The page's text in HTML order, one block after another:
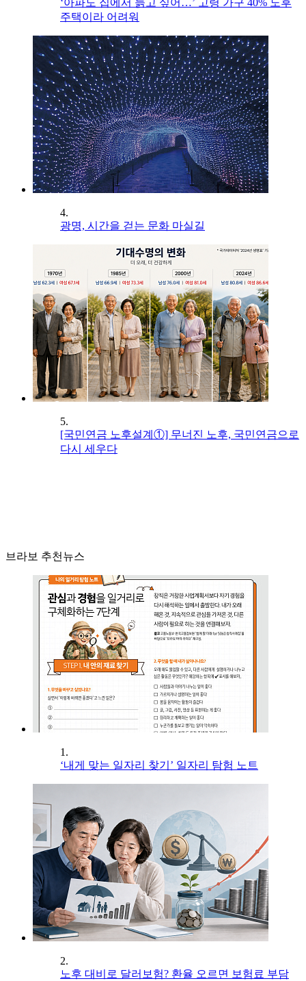
‘아파도 집에서 늙고 싶어…’ 고령 가구 40% 노후
주택이라 어려워
4.
광명, 시간을 걷는 문화 마실길
5.
[국민연금 노후설계①] 무너진 노후, 국민연금으로
다시 세우다
브라보 추천뉴스
1.
‘내게 맞는 일자리 찾기’ 일자리 탐험 노트
2.
노후 대비로 달러보험? 환율 오르면 보험료 부담